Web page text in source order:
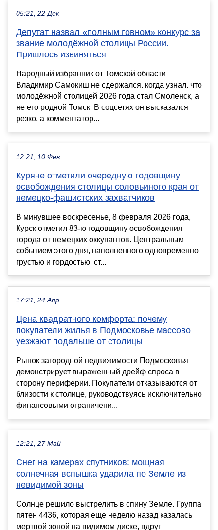
05:21, 22 Дек
Депутат назвал «полным говном» конкурс за
звание молодёжной столицы России.
Пришлось извиняться
Народный избранник от Томской области
Владимир Самокиш не сдержался, когда узнал, что
молодёжной столицей 2026 года стал Смоленск, а
не его родной Томск. В соцсетях он высказался
резко, а комментатор...
12:21, 10 Фев
Куряне отметили очередную годовщину
освобождения столицы соловьиного края от
немецко-фашистских захватчиков
В минувшее воскресенье, 8 февраля 2026 года,
Курск отметил 83-ю годовщину освобождения
города от немецких оккупантов. Центральным
событием этого дня, наполненного одновременно
грустью и гордостью, ст...
17:21, 24 Апр
Цена квадратного комфорта: почему
покупатели жилья в Подмосковье массово
уезжают подальше от столицы
Рынок загородной недвижимости Подмосковья
демонстрирует выраженный дрейф спроса в
сторону периферии. Покупатели отказываются от
близости к столице, руководствуясь исключительно
финансовыми ограничени...
12:21, 27 Май
Снег на камерах спутников: мощная
солнечная вспышка ударила по Земле из
невидимой зоны
Солнце решило выстрелить в спину Земле. Группа
пятен 4436, которая еще неделю назад казалась
мертвой зоной на видимом диске, вдруг